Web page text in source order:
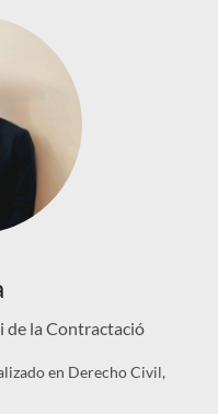
de la Contractació
en Derecho Civil,